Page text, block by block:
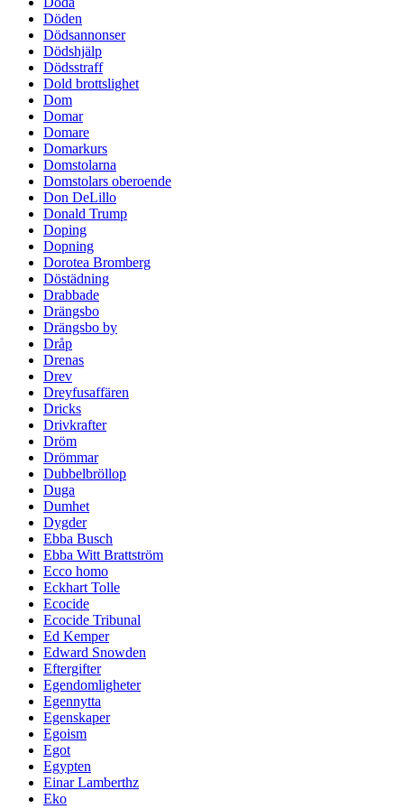
Döden
Dödsannonser
Dödshjälp
Dödsstraff
Dold brottslighet
Dom
Domar
Domare
Domarkurs
Domstolarna
Domstolars oberoende
Don DeLillo
Donald Trump
Doping
Dopning
Dorotea Bromberg
Döstädning
Drabbade
Drängsbo
Drängsbo by
Dråp
Drenas
Drev
Dreyfusaffären
Dricks
Drivkrafter
Dröm
Drömmar
Dubbelbröllop
Duga
Dumhet
Dygder
Ebba Busch
Ebba Witt Brattström
Ecco homo
Eckhart Tolle
Ecocide
Ecocide Tribunal
Ed Kemper
Edward Snowden
Eftergifter
Egendomligheter
Egennytta
Egenskaper
Egoism
Egot
Egypten
Einar Lamberthz
Eko